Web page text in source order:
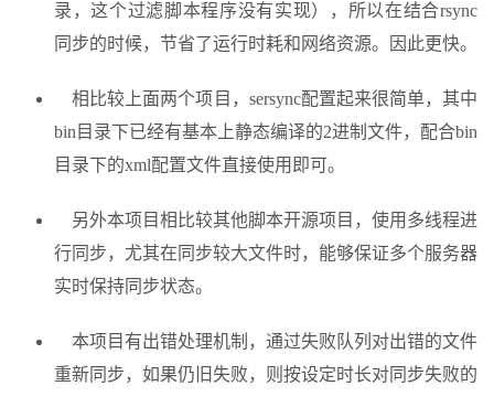
录，这个过滤脚本程序没有实现），所以在结合rsync
同步的时候，节省了运行时耗和网络资源。因此更快。
相比较上面两个项目，sersync配置起来很简单，其中
bin目录下已经有基本上静态编译的2进制文件，配合bin
目录下的xml配置文件直接使用即可。
另外本项目相比较其他脚本开源项目，使用多线程进
行同步，尤其在同步较大文件时，能够保证多个服务器
实时保持同步状态。
本项目有出错处理机制，通过失败队列对出错的文件
重新同步，如果仍旧失败，则按设定时长对同步失败的